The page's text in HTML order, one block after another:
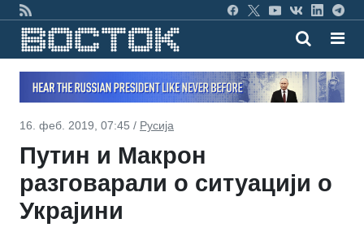
16. феб. 2019, 07:45 / Русија
Путин и Макрон
разговарали о ситуацији о
Украјини